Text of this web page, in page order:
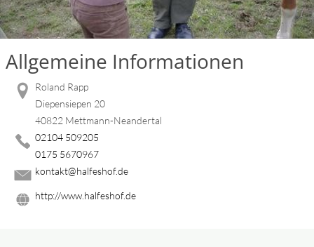
Allgemeine Informationen
Roland Rapp
Diepensiepen 20
40822 Mettmann-Neandertal
02104 509205
0175 5670967
kontakt@halfeshof.de
http://www.halfeshof.de